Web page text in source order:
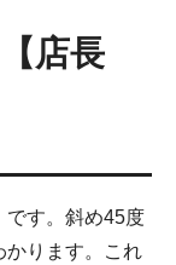
店長
です。斜め45度
かります。これ